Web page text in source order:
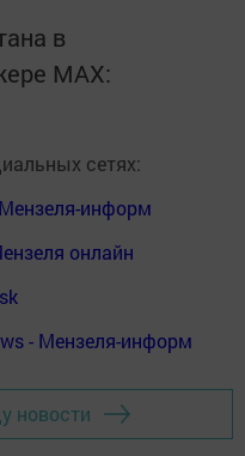
в
MАХ:
сетях:
информ
онлайн
- Мензеля-информ
новости